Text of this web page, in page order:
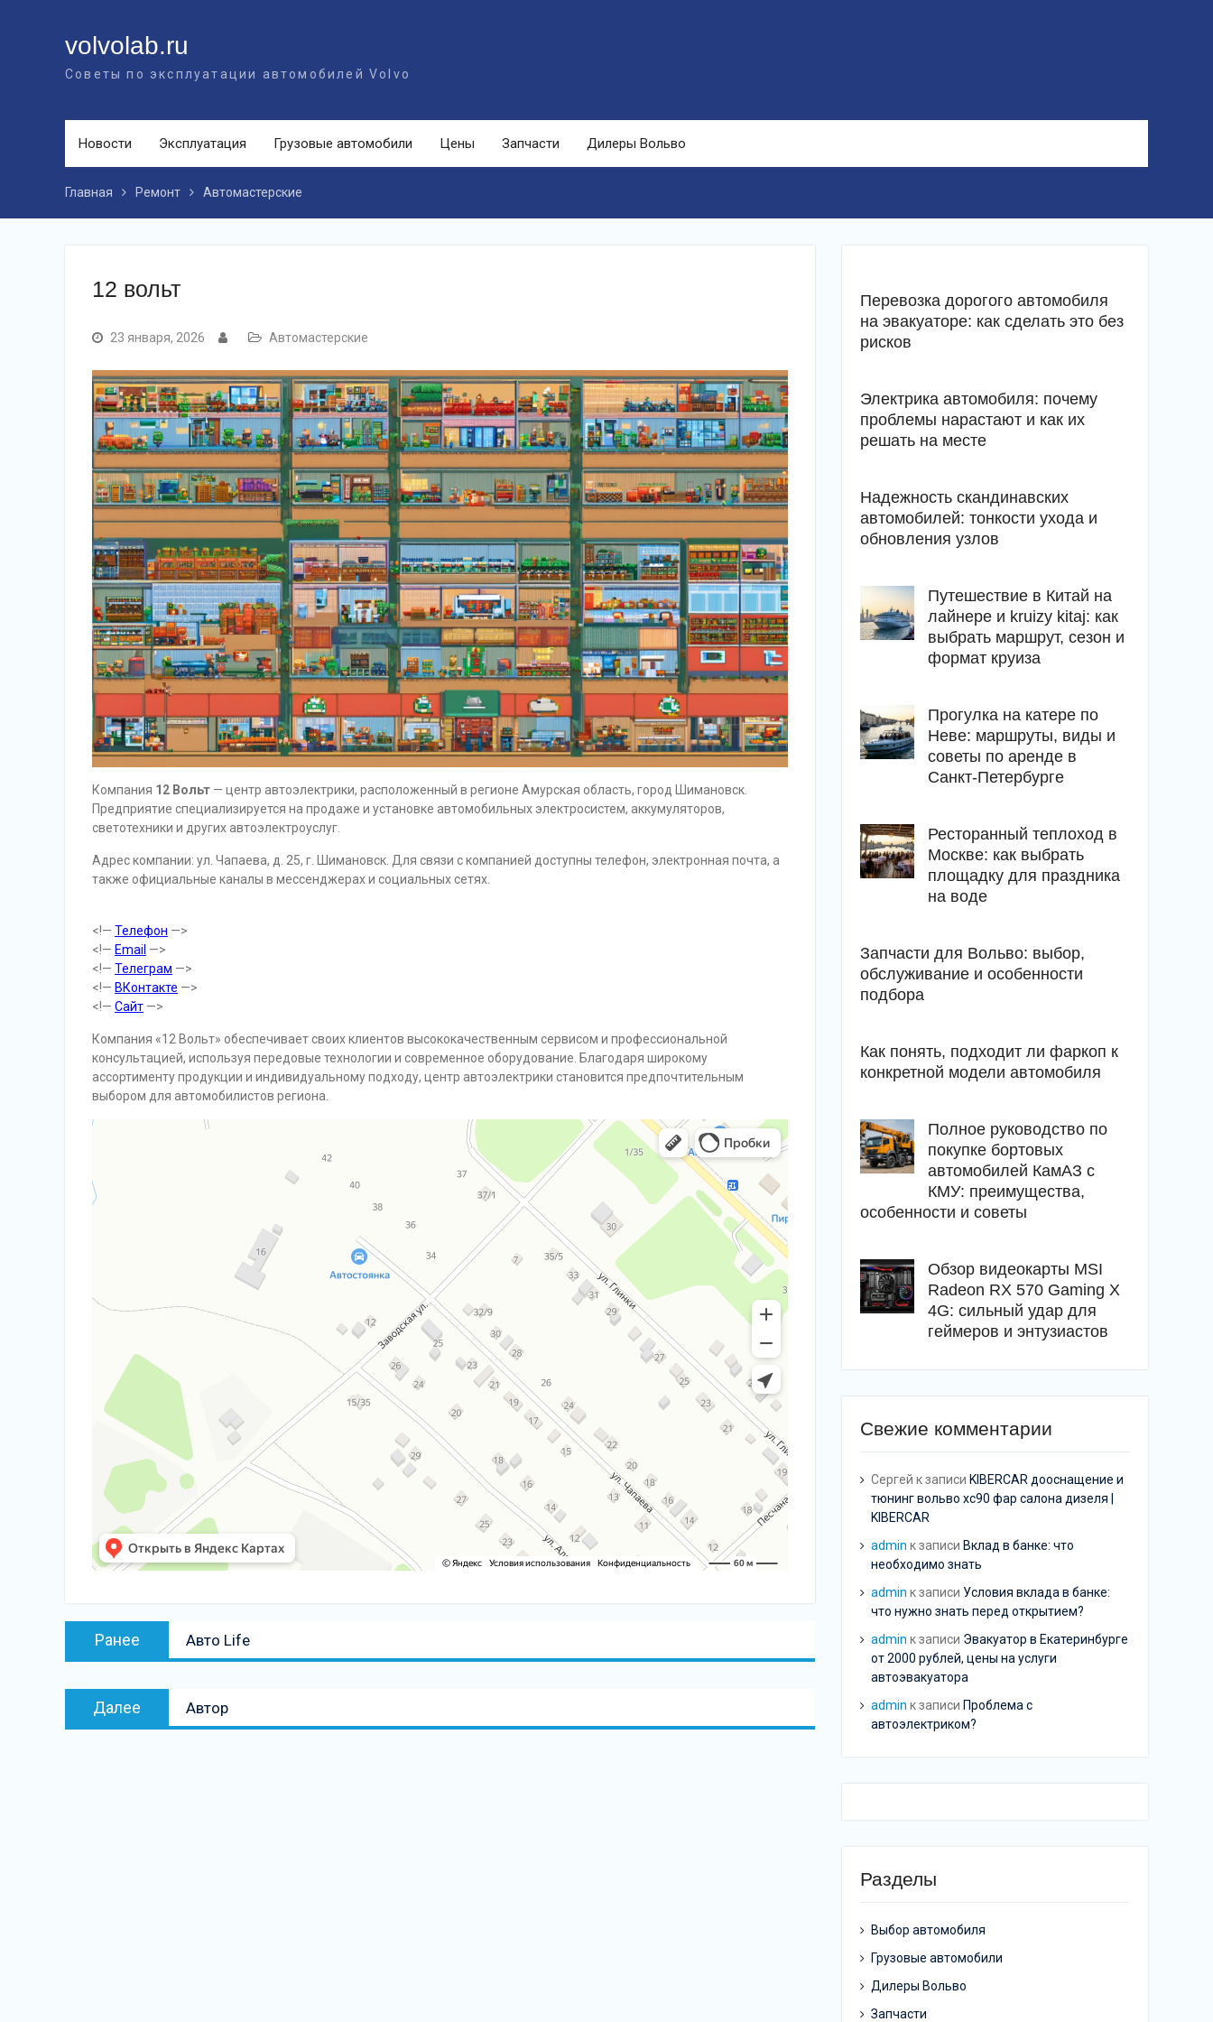
volvolab.ru
Советы по эксплуатации автомобилей Volvo
Новости Эксплуатация Грузовые автомобили Цены Запчасти Дилеры Вольво
Главная Ремонт Автомастерские
12 вольт
23 января, 2026 Автомастерские
Компания 12 Вольт — центр автоэлектрики, расположенный в регионе Амурская область, город Шимановск.
Предприятие специализируется на продаже и установке автомобильных электросистем, аккумуляторов,
светотехники и других автоэлектроуслуг.
Адрес компании: ул. Чапаева, д. 25, г. Шимановск. Для связи с компанией доступны телефон, электронная почта, а
также официальные каналы в мессенджерах и социальных сетях.
<!— Телефон —>
<!— Email —>
<!— Телеграм —>
<!— ВКонтакте —>
<!— Сайт —>
Компания «12 Вольт» обеспечивает своих клиентов высококачественным сервисом и профессиональной
консультацией, используя передовые технологии и современное оборудование. Благодаря широкому
ассортименту продукции и индивидуальному подходу, центр автоэлектрики становится предпочтительным
выбором для автомобилистов региона.
Навигация
Ранее
Предыдущая
Авто Life
Далее
Следующая
запись
Автор
Перевозка дорогого автомобиля
на эвакуаторе: как сделать это без
рисков
Электрика автомобиля: почему
проблемы нарастают и как их
решать на месте
Надежность скандинавских
автомобилей: тонкости ухода и
обновления узлов
Путешествие в Китай на
лайнере и kruizy kitaj: как
выбрать маршрут, сезон и
формат круиза
Прогулка на катере по
Неве: маршруты, виды и
советы по аренде в
Санкт-Петербурге
Ресторанный теплоход в
Москве: как выбрать
площадку для праздника
на воде
Запчасти для Вольво: выбор,
обслуживание и особенности
подбора
Как понять, подходит ли фаркоп к
конкретной модели автомобиля
Полное руководство по
покупке бортовых
автомобилей КамАЗ с
КМУ: преимущества,
особенности и советы
Обзор видеокарты MSI
Radeon RX 570 Gaming X
4G: сильный удар для
геймеров и энтузиастов
Свежие комментарии
Сергей к записи KIBERCAR дооснащение и
тюнинг вольво хс90 фар салона дизеля |
KIBERCAR
admin к записи Вклад в банке: что
необходимо знать
admin к записи Условия вклада в банке:
что нужно знать перед открытием?
admin к записи Эвакуатор в Екатеринбурге
от 2000 рублей, цены на услуги
автоэвакуатора
admin к записи Проблема с
автоэлектриком?
Разделы
Выбор автомобиля
Грузовые автомобили
Дилеры Вольво
Запчасти